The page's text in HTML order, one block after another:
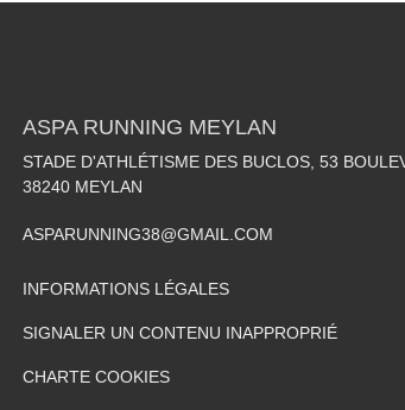
ASPA RUNNING MEYLAN
STADE D'ATHLÉTISME DES BUCLOS, 53
38240 MEYLAN
ASPARUNNING38@GMAIL.COM
INFORMATIONS LÉGALES
SIGNALER UN CONTENU INAPPROPRIÉ
CHARTE COOKIES